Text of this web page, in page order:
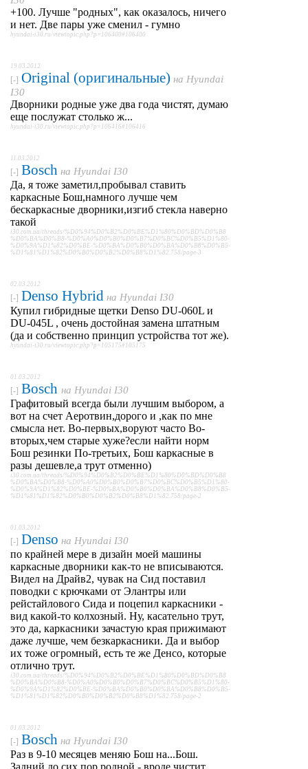
+100. Лучше "родных", как оказалось, ничего
и нет. Две пары уже сменил - гумно
hyundai-i30.ru/viewtopic.php?p=106400#106400
19.03.2012
[-] Original (оригинальные) на Hyundai
I30
Дворники родные уже два года чистят, думаю
еще послужат столько ж...
hyundai-i30.ru/viewtopic.php?p=106416#106416
11.03.2012
[-] Bosch на Hyundai I30
Да, я тоже заметил,пробывал ставить
каркасные Бош,намного лучше чем
бескаркасные дворники,изгиб стекла наверно
такой
i30.com.ua/threads/%D0%94%D0%B2%D0%BE%D1%80%D0%BD%D0%B8
%D0%BA%D0%B8-%D0%A0%D0%B0%D0%B7%D0%BC%D0%B5%D1%80-
%D0%9A%D1%82%D0%BE-%D0%BA%D0%B0%D0%BA%D0%B8%D0%B5-
%D1%81%D1%82%D0%B0%D0%B2%D0%B8%D1%82.758/page-3
02.03.2012
[-] Denso Hybrid на Hyundai I30
Купил гибридные щетки Denso DU-060L и
DU-045L , очень достойная замена штатным
(да и собственно принцип устройства тот же).
hyundai-i30.ru/viewtopic.php?p=105175#105175
01.03.2012
[-] Bosch на Hyundai I30
Графитовый всегда были лучшим выбором, а
вот на счет Аеротвин,дорого и ,как по мне
смысла нет. Во-первых,воруют часто Во-
вторых,чем старые хуже?если найти норм
Бош резинки По-третьих, Бош каркасные в
разы дешевле,а трут отменно)
i30.com.ua/threads/%D0%94%D0%B2%D0%BE%D1%80%D0%BD%D0%B8
%D0%BA%D0%B8-%D0%A0%D0%B0%D0%B7%D0%BC%D0%B5%D1%80-
%D0%9A%D1%82%D0%BE-%D0%BA%D0%B0%D0%BA%D0%B8%D0%B5-
%D1%81%D1%82%D0%B0%D0%B2%D0%B8%D1%82.758/page-2
01.03.2012
[-] Denso на Hyundai I30
по крайней мере в дизайн моей машины
каркасные дворники как-то не вписываются.
Видел на Драйв2, чувак на Сид поставил
поводки с крючками от Элантры или
рейстайлового Сида и поцепил каркасники -
вид какой-то колхозный. Ну, касательно трут,
это да, каркасники зачастую края прижимают
даже лучше, чем безкаркасники. Да и выбор
их тоже огромный, есть те же Денсо, которые
отлично трут.
i30.com.ua/threads/%D0%94%D0%B2%D0%BE%D1%80%D0%BD%D0%B8
%D0%BA%D0%B8-%D0%A0%D0%B0%D0%B7%D0%BC%D0%B5%D1%80-
%D0%9A%D1%82%D0%BE-%D0%BA%D0%B0%D0%BA%D0%B8%D0%B5-
%D1%81%D1%82%D0%B0%D0%B2%D0%B8%D1%82.758/page-2
01.03.2012
[-] Bosch на Hyundai I30
Раз в 9-10 месяцев меняю Бош на...Бош.
Задний до сих пор родной - вроде чистит